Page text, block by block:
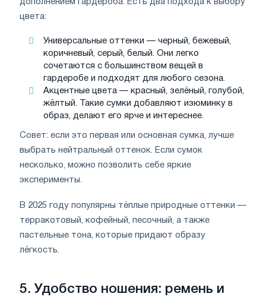
дополнением гардероба. Есть два подхода к выбору
цвета:
Универсальные оттенки — черный, бежевый,
коричневый, серый, белый. Они легко
сочетаются с большинством вещей в
гардеробе и подходят для любого сезона.
Акцентные цвета — красный, зелёный, голубой,
жёлтый. Такие сумки добавляют изюминку в
образ, делают его ярче и интереснее.
Совет: если это первая или основная сумка, лучше
выбрать нейтральный оттенок. Если сумок
несколько, можно позволить себе яркие
эксперименты.
В 2025 году популярны тёплые природные оттенки —
терракотовый, кофейный, песочный, а также
пастельные тона, которые придают образу
лёгкость.
5. Удобство ношения: ремень и